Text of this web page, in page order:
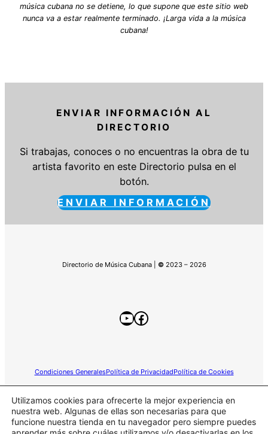
música cubana no se detiene, lo que supone que este sitio web
nunca va a estar realmente terminado. ¡Larga vida a la música
cubana!
ENVIAR INFORMACIÓN AL
DIRECTORIO
Si trabajas, conoces o no encuentras la obra de tu
artista favorito en este Directorio pulsa en el
botón.
ENVIAR INFORMACIÓN
Directorio de Música Cubana | © 2023 – 2026
YouTube
Facebook
Condiciones GeneralesPolítica de PrivacidadPolítica de Cookies
Este sitio web participa en el programa de Afiliados de
Utilizamos cookies para ofrecerte la mejor experiencia en
nuestra web. Algunas de ellas son necesarias para que
funcione nuestra tienda en tu navegador pero siempre puedes